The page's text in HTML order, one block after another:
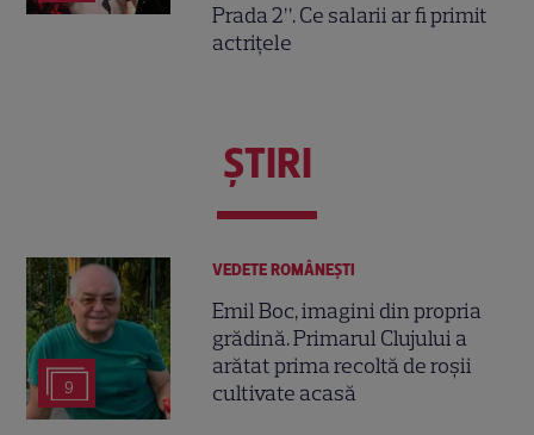
Prada 2”. Ce salarii ar fi primit
actrițele
ŞTIRI
9
VEDETE ROMÂNEŞTI
Emil Boc, imagini din propria
grădină. Primarul Clujului a
arătat prima recoltă de roșii
cultivate acasă